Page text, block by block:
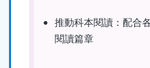
推動科本閱讀：配合
閱讀篇章